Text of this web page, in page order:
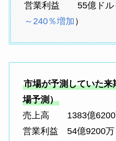
営業利益 55億ドル
～240％増加 ）
市場が予測していた来
場予測）
売上高 1383億6200
営業利益 54億9200万